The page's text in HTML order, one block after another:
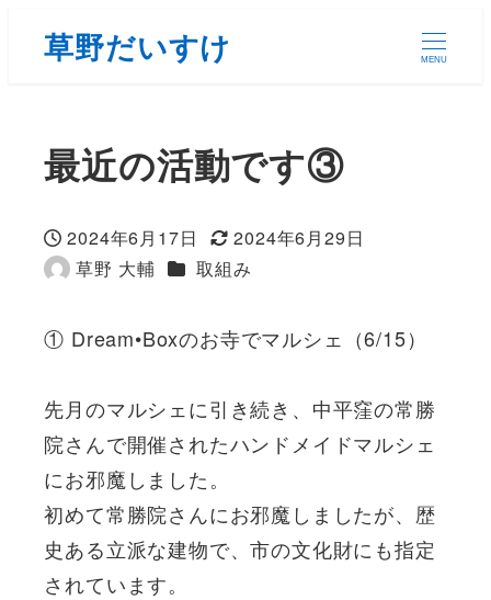
草野だいすけ MENU
最近の活動です③
投稿日
2024年6月17日
更新日
2024年6月29日
著
草野 大輔 カテゴリー
取組み
① Dream•Boxのお寺でマルシェ（6/15）
先月のマルシェに引き続き、中平窪の常勝
院さんで開催されたハンドメイドマルシェ
にお邪魔しました。
初めて常勝院さんにお邪魔しましたが、歴
史ある立派な建物で、市の文化財にも指定
されています。